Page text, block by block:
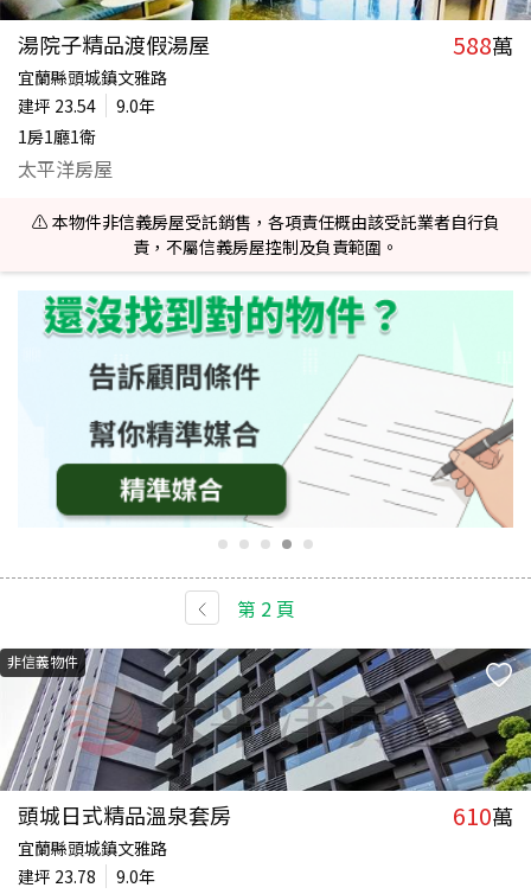
湯院子精品渡假湯屋 588萬
宜蘭縣頭城鎮文雅路
建坪 23.54
9.0年
1房1廳1衛
太平洋房屋
⚠️ 本物件非信義房屋受託銷售，各項責任概由該受託業者自行負
責，不屬信義房屋控制及負責範圍。
第 2頁
非信義物件
頭城日式精品溫泉套房 610萬
宜蘭縣頭城鎮文雅路
建坪 23.78
9.0年